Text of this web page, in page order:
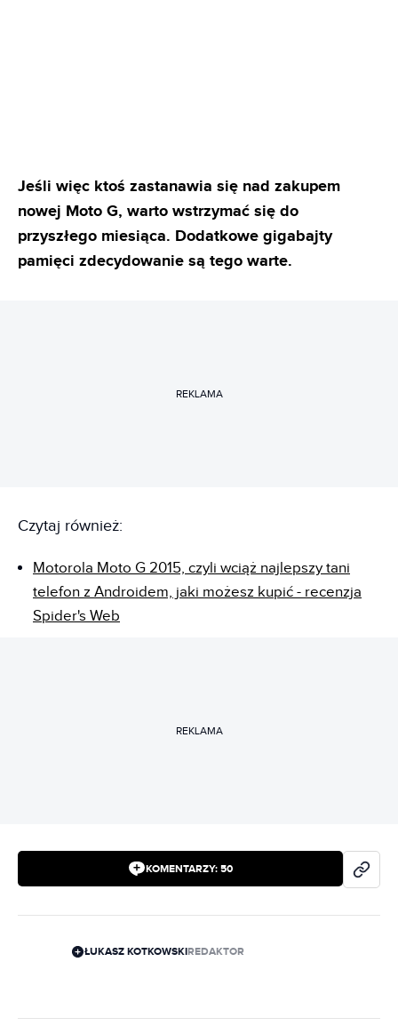
Jeśli więc ktoś zastanawia się nad zakupem
nowej Moto G, warto wstrzymać się do
przyszłego miesiąca. Dodatkowe gigabajty
pamięci zdecydowanie są tego warte.
REKLAMA
Czytaj również:
Motorola Moto G 2015, czyli wciąż najlepszy tani
telefon z Androidem, jaki możesz kupić - recenzja
Spider's Web
REKLAMA
KOMENTARZY: 50
ŁUKASZ KOTKOWSKIREDAKTOR